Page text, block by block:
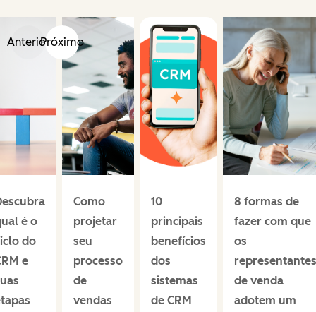
AnteriorPróximo
é o
do
e
Como
projetar
seu
processo
de
vendas
10
principais
benefícios
dos
sistemas
de CRM
8 formas de
fazer com que
os
representantes
de venda
adotem um